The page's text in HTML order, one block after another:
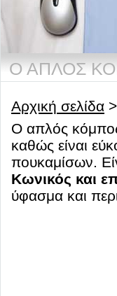
Ο ΑΠΛΌΣ
Αρχική σελίδα >
Ο απλός κόμπος
καθώς είναι
πουκαμίσων.
Κωνικός και
ύφασμα και